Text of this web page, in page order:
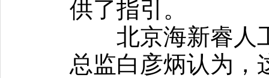
供了指引。
北京海新睿人
总监白彦炳认为，